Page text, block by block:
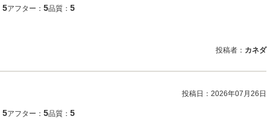
5アフター： 5品質： 5
投稿者： カネダ
投稿日： 2026年07月26日
5アフター： 5品質： 5